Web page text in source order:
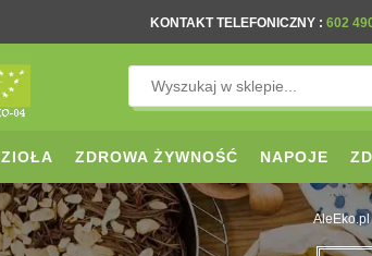
KONTAKT TELEFONICZNY : 602
ZIOŁA ZDROWA ŻYWNOŚĆ NAPOJE
AleEko.pl